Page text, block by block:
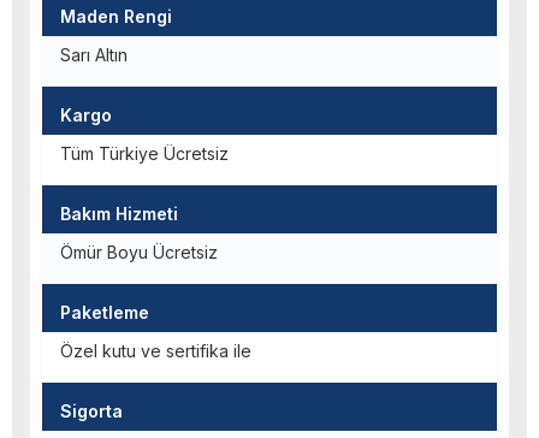
Maden Rengi
Sarı Altın
Kargo
Tüm Türkiye Ücretsiz
Bakım Hizmeti
Ömür Boyu Ücretsiz
Paketleme
Özel kutu ve sertifika ile
Sigorta